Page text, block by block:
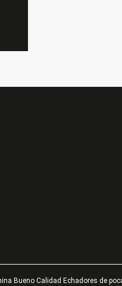
Bueno Calidad Echadores de